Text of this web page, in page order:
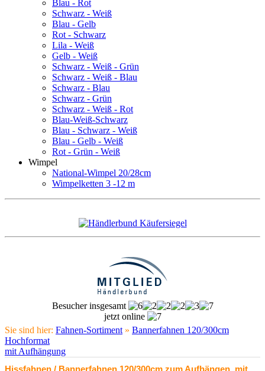
Blau - Rot
Schwarz - Weiß
Blau - Gelb
Rot - Schwarz
Lila - Weiß
Gelb - Weiß
Schwarz - Weiß - Grün
Schwarz - Weiß - Blau
Schwarz - Blau
Schwarz - Grün
Schwarz - Weiß - Rot
Blau-Weiß-Schwarz
Blau - Schwarz - Weiß
Blau - Gelb - Weiß
Rot - Grün - Weiß
Wimpel
National-Wimpel 20/28cm
Wimpelketten 3 -12 m
Besucher insgesamt
jetzt online
Sie sind hier: Fahnen-Sortiment » Bannerfahnen 120/300cm
Hochformat
mit Aufhängung
Hissfahnen / Bannerfahnen 120/300cm zum Aufhängen, mit